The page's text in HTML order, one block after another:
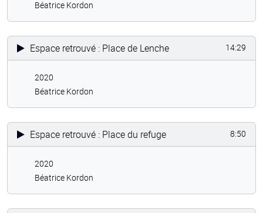
Béatrice Kordon
Espace retrouvé : Place de Lenche 14:29
2020
Béatrice Kordon
Espace retrouvé : Place du refuge 8:50
2020
Béatrice Kordon